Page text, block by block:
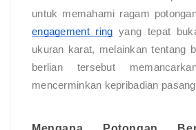
untuk memahami ragam
engagement ring yang tepat
ukuran karat, melainkan tentang
berlian tersebut
mencerminkan kepribadian